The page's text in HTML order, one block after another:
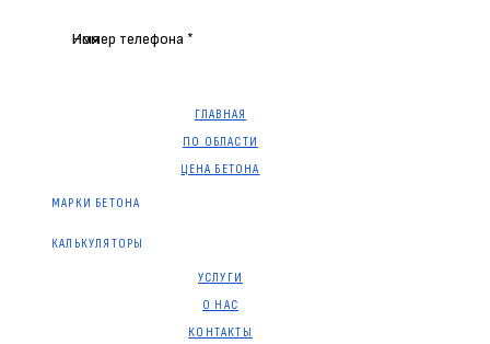
ГЛАВНАЯ
ПО ОБЛАСТИ
ЦЕНА БЕТОНА
МАРКИ БЕТОНА
КАЛЬКУЛЯТОРЫ
УСЛУГИ
О НАС
КОНТАКТЫ
Имя
Номер телефона *